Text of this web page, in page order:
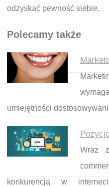
odzyskać pewność siebie.
Polecamy także
umiejętności
Wraz
konkurencją w
Nawigacja wpisu